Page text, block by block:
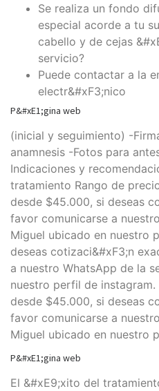
Se realiza un fondo
especial acorde a tu
cabello y de cejas
servicio?
Puede contactar a la
electr&#xF3;nico
P&#xE1;gina web
(inicial y seguimiento) -
anamnesis -Fotos para
Indicaciones y
tratamiento Rango de
desde $45.000, si deseas
favor comunicarse a
Miguel ubicado en nuestro
deseas cotizaci&#xF3;n
a nuestro WhatsApp de la
nuestro perfil de
desde $45.000, si deseas
favor comunicarse a
Miguel ubicado en nuestro
P&#xE1;gina web
El &#xE9;xito del